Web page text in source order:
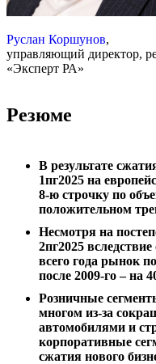
Руслан Коршунов,
управляющий директор,
«Эксперт РА»
Резюме
В результате
1пг2025 на
8-ю строчку по
положительном
Несмотря на
2пг2025
всего года рынок
после 2009-го – на
Розничные
многом из-за
автомобилями и
корпоративные
сжатия нового